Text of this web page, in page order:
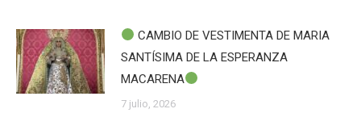
CAMBIO DE VESTIMENTA DE MARIA
SANTÍSIMA DE LA ESPERANZA
MACARENA
7 julio, 2026